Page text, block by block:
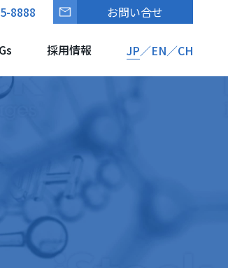
8888 お問い合せ
採用情報 JP EN CH